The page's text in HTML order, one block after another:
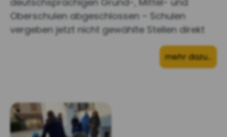
Oberschulen abgeschlossen – Schulen
vergeben jetzt nicht gewählte Stellen direkt
mehr dazu…